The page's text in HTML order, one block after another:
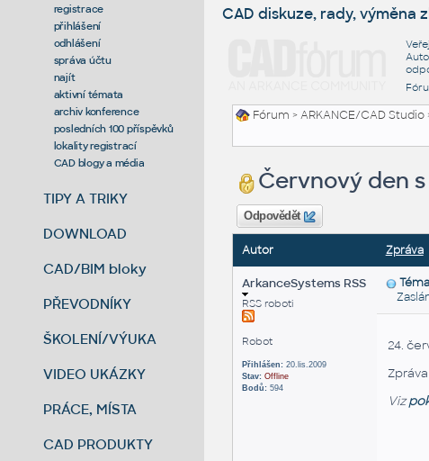
registrace
přihlášení
odhlášení
správa účtu
najít
aktivní témata
archiv konference
posledních 100 příspěvků
lokality registrací
CAD blogy a média
TIPY A TRIKY
DOWNLOAD
CAD/BIM bloky
PŘEVODNÍKY
ŠKOLENÍ/VÝUKA
VIDEO UKÁZKY
PRÁCE, MÍSTA
CAD PRODUKTY
CAD diskuze, rady, výměna
Fórum >ARKANCE/CAD Studio
Červnový den
Odpovědět
Autor Zpráva
ArkanceSystems RSS
RSS roboti
Robot
Přihlášen:20.lis.2009
Stav: Offline
Bodů:594
24.
Zpráva
Viz